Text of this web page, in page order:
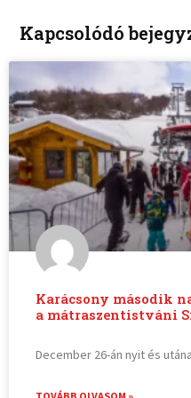
Kapcsolódó
Karácsony második
a mátraszentistváni
December 26-án nyit és